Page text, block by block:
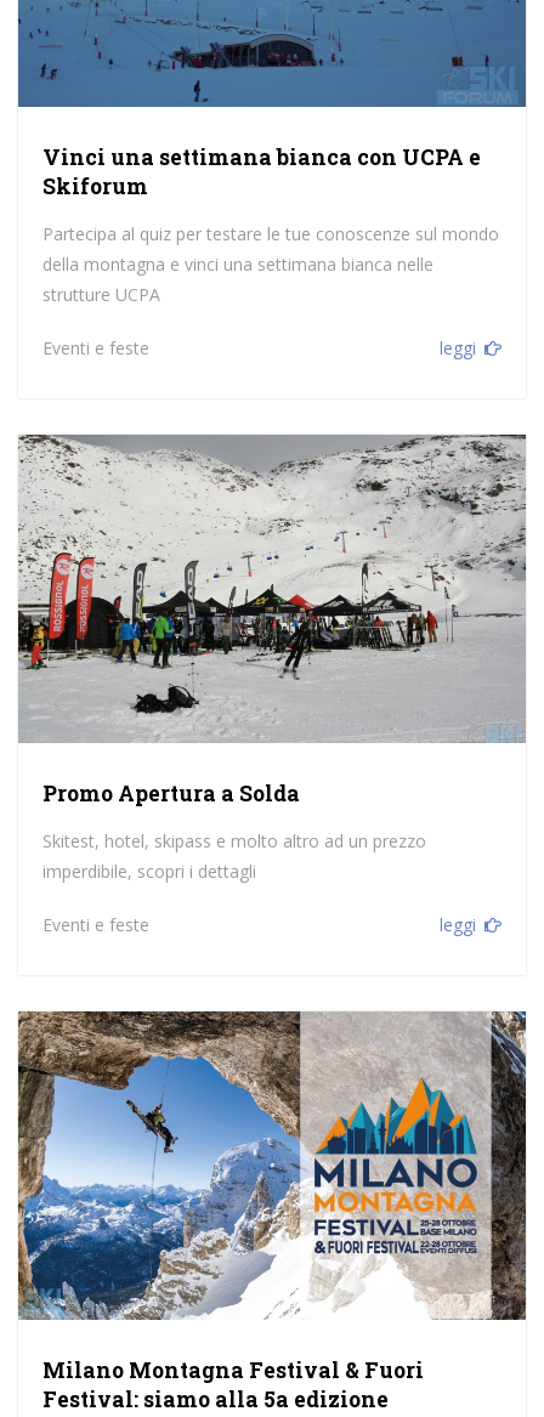
Vinci una settimana bianca con UCPA e
Skiforum
Partecipa al quiz per testare le tue conoscenze sul mondo
della montagna e vinci una settimana bianca nelle
strutture UCPA
Eventi e feste leggi
Promo Apertura a Solda
Skitest, hotel, skipass e molto altro ad un prezzo
imperdibile, scopri i dettagli
Eventi e feste leggi
Milano Montagna Festival & Fuori
Festival: siamo alla 5a edizione